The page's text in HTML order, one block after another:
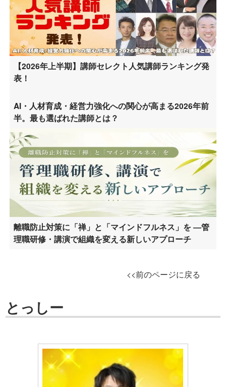
【2026年上半期】講師セレクト人気講師ランキング発
表！
AI・人材育成・経営力強化への関心が高まる2026年前
半。最も選ばれた講師とは？
離職防止対策に「禅」と「マインドフルネス」を ―管
理職研修・講演で組織を変える新しいアプローチ
<<前のページに戻る
とっしー